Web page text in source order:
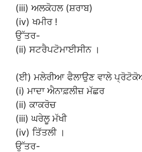
(iii) ਅਲਕੋਹਲ (ਸ਼ਰਾਬ)
(iv) ਖਮੀਰ !
ਉੱਤਰ-
(ii) ਸਟਰੈਪਟੋਮਾਈਸੀਨ ।
(ਈ) ਮਲੇਰੀਆ ਫੈਲਾਉਣ ਵਾਲੇ
(i) ਮਾਦਾ ਐਨਾਫ਼ਲੀਜ਼ ਮੱਛਰ
(ii) ਕਾਕਰੋਚ
(iii) ਘਰੇਲੂ ਮੱਖੀ
(iv) ਤਿੱਤਲੀ ।
ਉੱਤਰ-